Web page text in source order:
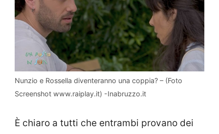
Nunzio e Rossella diventeranno una coppia? – (Foto
Screenshot www.raiplay.it) -Inabruzzo.it
È chiaro a tutti che entrambi provano dei